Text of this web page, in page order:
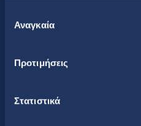
των υπηρεσιών τους.
συγκατάθεσης
Αναγκαία
Προτιμήσεις
Στατιστικά